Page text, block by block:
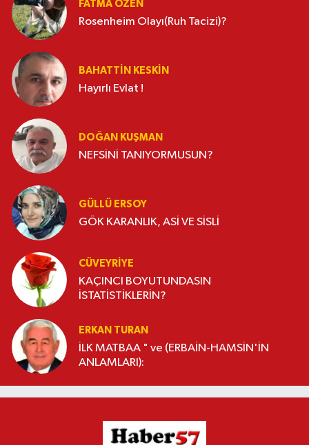
FATMA ÖZEN
Rosenheim Olayı(Ruh Tacizi)?
BAHATTIN KESKİN
Hayırlı Evlat !
DOĞAN KUŞMAN
NEFSİNİ TANIYORMUSUN?
GÜLLÜ ERSOY
GÖK KARANLIK, ASİ VE SİSLİ
CÜVEYRIYE
KAÇINCI BOYUTUNDASIN
İSTATİSTİKLERİN?
ERKAN TURAN
İLK MATBAA " ve (ERBAİN-HAMSİN'İN
ANLAMLARI):